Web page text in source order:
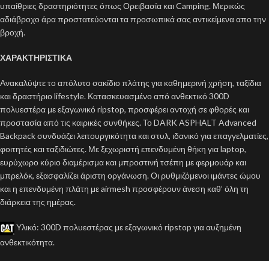
υπαίθριες δραστηριότητες όπως Ορειβασία και Camping. Μερικώς
αδιάβροχο άρα προστατεύονται τα προσωπικά σας αντικείμενα απο την
βροχή.
ΧΑΡΑΚΤΗΡΙΣΤΙΚΑ
Ανακαλύψτε το απόλυτο σακίδιο πλάτης για καθημερινή χρήση, ταξίδια
και δραστήριο lifestyle. Κατασκευασμένο από ανθεκτικό 300D
πολυεστέρα με εξαγωνικό ripstop, προσφέρει αντοχή σε φθορές και
προστασία από τις καιρικές συνθήκες. Το DARK ASPHALT Advanced
Backpack συνδυάζει λειτουργικότητα και στυλ, ιδανικό για επαγγελματίες,
φοιτητές και ταξιδιώτες. Με ξεχωριστή επενδυμένη θήκη για laptop,
ευρύχωρο κύριο διαμέρισμα και μπροστινή τσέπη με φερμουάρ και
μπρελόκ, εξασφαλίζει άριστη οργάνωση. Οι ρυθμιζόμενοι ιμάντες ώμου
και η επενδυμένη πλάτη με airmesh προσφέρουν άνεση καθ’ όλη τη
διάρκεια της ημέρας.
Υλικό: 300D πολυεστέρας με εξαγωνικό ripstop για αυξημένη
ανθεκτικότητα.